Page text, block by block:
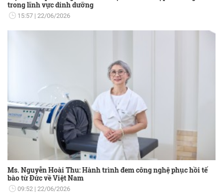
trong lĩnh vực dinh dưỡng
15:57 22/06/2026
Ms. Nguyễn Hoài Thu: Hành trình đem công nghệ phục hồi tế
bào từ Đức về Việt Nam
09:52 22/06/2026